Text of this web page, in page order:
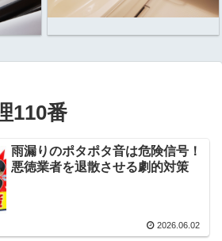
110番
雨漏りのポタポタ音は危険信号！
悪徳業者を退散させる劇的対策
2026.06.02